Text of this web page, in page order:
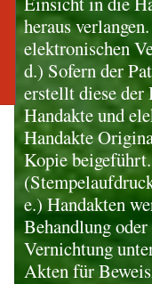
heraus
elektronischen
d.) Sofern der
erstellt diese
Handakte und
Handakte
Kopie
e.) Handakten
Behandlung
Vernichtung
Akten für